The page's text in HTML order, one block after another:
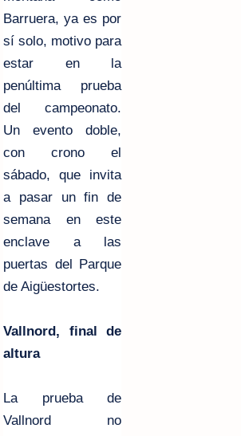
Barruera, ya es por
sí solo, motivo para
estar en la
penúltima prueba
del campeonato.
Un evento doble,
con crono el
sábado, que invita
a pasar un fin de
semana en este
enclave a las
puertas del Parque
de Aigüestortes.
Vallnord, final de
altura
La prueba de
Vallnord no